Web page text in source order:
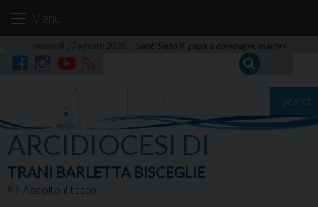
Menu
Santi Sisto II, papa, e compagni, martiri
Search
ARCIDIOCESI DI
TRANI BARLETTA BISCEGLIE
Ascolta il testo